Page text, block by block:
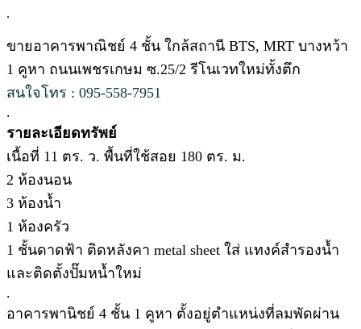
.
ขายอาคารพาณิชย์ 4 ชั้น ใกล้สถานี BTS, MRT บางหว้า
1 คูหา ถนนเพชรเกษม ซ.25/2 รีโนเวทใหม่ทั้งตึก
สนใจโทร : 095-558-7951
.
รายละเอียดทรัพย์
เนื้อที่ 11 ตร. ว. พื้นที่ใช้สอย 180 ตร. ม.
2 ห้องนอน
3 ห้องน้ำ
1 ห้องครัว
1 ชั้นดาดฟ้า ติดหลังคา metal sheet ใส่ แทงค์สำรองน้ำ
และติดตั้งปั๊มหน้ำใหม่
.
อาคารพานิชย์ 4 ชั้น 1 คูหา ตั้งอยู่ตำแหน่งที่ลมพัดผ่าน